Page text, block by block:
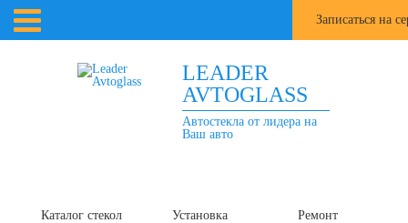
Записаться на
LEADER
AVTOGLASS
Автостекла от лидера на
Ваш авто
Каталог стекол Установка Ремонт